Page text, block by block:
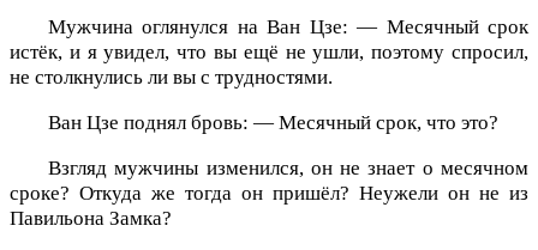
Мужчина оглянулся на Ван Цзе: — Месячный срок
истёк, и я увидел, что вы ещё не ушли, поэтому спросил,
не столкнулись ли вы с трудностями.
Ван Цзе поднял бровь: — Месячный срок, что это?
Взгляд мужчины изменился, он не знает о месячном
сроке? Откуда же тогда он пришёл? Неужели он не из
Павильона Замка?